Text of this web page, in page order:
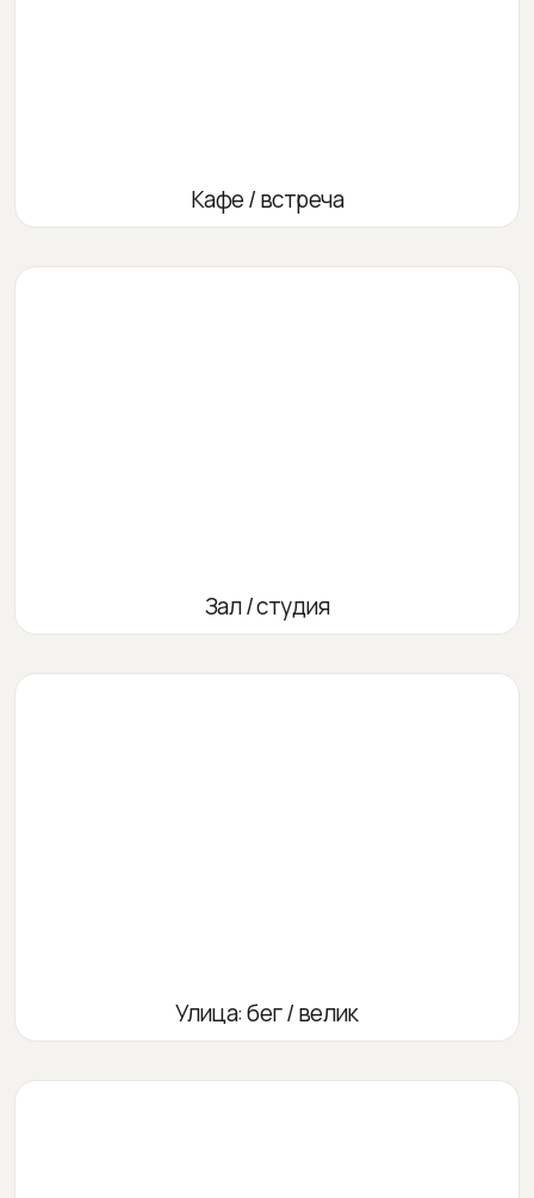
Кафе / встреча
Зал / студия
Улица: бег / велик